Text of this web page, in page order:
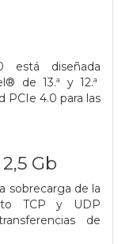
está diseñada
de 13.ª y 12.ª
PCIe 4.0 para las
Gb
sobrecarga de la
TCP y UDP
de